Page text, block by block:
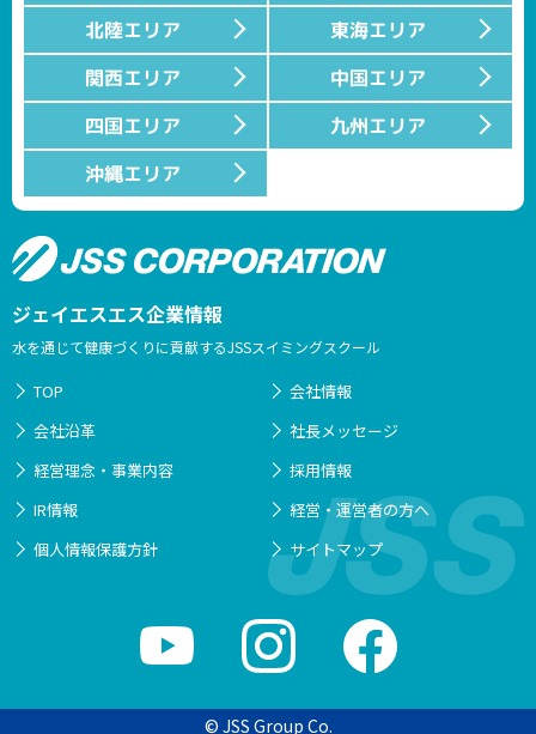
北陸エリア
東海エリア
関西エリア
中国エリア
四国エリア
九州エリア
沖縄エリア
ジェイエスエス企業情報
水を通じて健康づくりに貢献するJSSスイミングスクール
TOP
会社情報
会社沿革
社長メッセージ
経営理念・事業内容
採用情報
IR情報
経営・運営者の方へ
個人情報保護方針
サイトマップ
© JSS Group Co.